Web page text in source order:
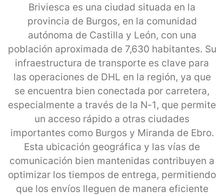
Briviesca es una ciudad situada en la
provincia de Burgos, en la comunidad
autónoma de Castilla y León, con una
población aproximada de 7,630 habitantes. Su
infraestructura de transporte es clave para
las operaciones de DHL en la región, ya que
se encuentra bien conectada por carretera,
especialmente a través de la N-1, que permite
un acceso rápido a otras ciudades
importantes como Burgos y Miranda de Ebro.
Esta ubicación geográfica y las vías de
comunicación bien mantenidas contribuyen a
optimizar los tiempos de entrega, permitiendo
que los envíos lleguen de manera eficiente